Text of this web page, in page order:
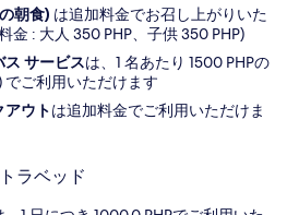
朝食) は追加料金でお召し上がりいた
金 : 大人 350 PHP、子供 350 PHP)
サービスは、1 名あたり 1500 PHPの
でご利用いただけます
アウトは追加料金でご利用いただけま
ラベッド